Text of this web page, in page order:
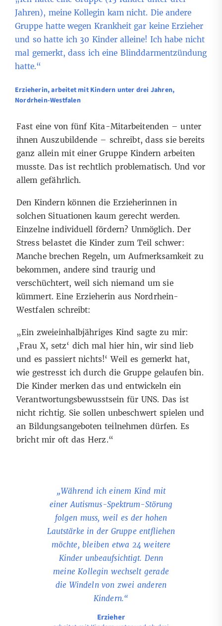
Jahren), meine Kollegin kam nicht. Die andere
Gruppe hatte wegen Krankheit gar keine Erzieher
und so hatte ich 30 Kinder alleine! Ich habe nicht
mal gemerkt, dass ich eine Blinddarmentzündung
hatte.“
Erzieherin, arbeitet mit Kindern unter drei Jahren,
Nordrhein-Westfalen
Fast eine von fünf Kita-Mitarbeitenden – unter
ihnen Auszubildende – schreibt, dass sie bereits
ganz allein mit einer Gruppe Kindern arbeiten
musste. Das ist rechtlich problematisch. Und vor
allem gefährlich.
Den Kindern können die Erzieherinnen in
solchen Situationen kaum gerecht werden.
Einzelne individuell fördern? Unmöglich. Der
Stress belastet die Kinder zum Teil schwer:
Manche brechen Regeln, um Aufmerksamkeit zu
bekommen, andere sind traurig und
verschüchtert, weil sich niemand um sie
kümmert. Eine Erzieherin aus Nordrhein-
Westfalen schreibt:
„Ein zweieinhalbjähriges Kind sagte zu mir:
‚Frau X, setz‘ dich mal hier hin, wir sind lieb
und es passiert nichts!‘ Weil es gemerkt hat,
wie gestresst ich durch die Gruppe gelaufen bin.
Die Kinder merken das und entwickeln ein
Verantwortungsbewusstsein für UNS. Das ist
nicht richtig. Sie sollen unbeschwert spielen und
an Bildungsangeboten teilnehmen dürfen. Es
bricht mir oft das Herz.“
„Während ich einem Kind mit
einer Autismus-Spektrum-Störung
folgen muss, weil es der hohen
Lautstärke in der Gruppe entfliehen
möchte, bleiben etwa 24 weitere
Kinder unbeaufsichtigt. Denn
meine Kollegin wechselt gerade
die Windeln von zwei anderen
Kindern.“
Erzieher